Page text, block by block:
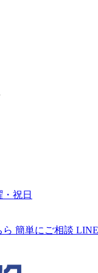
祝日
ら 簡単にご相談